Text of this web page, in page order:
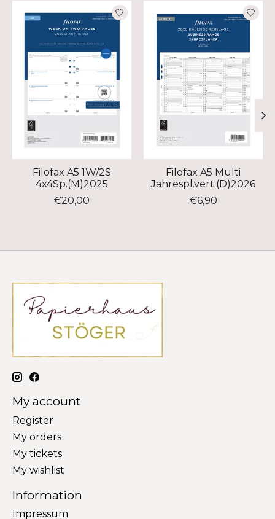
Product carousel items
Filofax A5 1W/2S
4x4Sp.(M)2025
€20,00
Filofax A5 Multi
Jahrespl.vert.(D)2026
€6,90
My account
Register
My orders
My tickets
My wishlist
Information
Impressum